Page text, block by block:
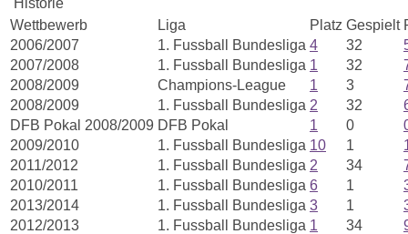
Historie
Wettbewerb
Liga Platz Gespielt
2006/2007
1. Fussball Bundesliga 4 32
2007/2008
1. Fussball Bundesliga 1 32
2008/2009
Champions-League 1 3
2008/2009
1. Fussball Bundesliga 2 32
DFB Pokal 2008/2009 DFB Pokal 1 0
2009/2010
1. Fussball Bundesliga 10 1
2011/2012
1. Fussball Bundesliga 2 34
2010/2011
1. Fussball Bundesliga 6 1
2013/2014
1. Fussball Bundesliga 3 1
2012/2013
1. Fussball Bundesliga 1 34